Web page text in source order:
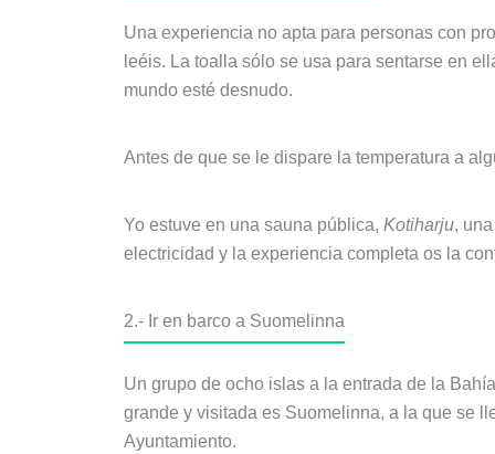
Una experiencia no apta para personas con
leéis. La toalla sólo se usa para sentarse en
mundo esté desnudo.
Antes de que se le dispare la temperatura a
Yo estuve en una sauna pública, Kotiharju,
electricidad y la experiencia completa os la
2.- Ir en barco a Suomelinna
Un grupo de ocho islas a la entrada de la
grande y visitada es Suomelinna, a la que se
Ayuntamiento.